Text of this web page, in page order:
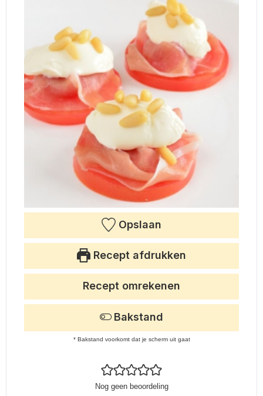
Opslaan
Recept afdrukken
Nog geen beoordeling
Recept omrekenen
Bakstand
* Bakstand voorkomt dat je scherm uit gaat